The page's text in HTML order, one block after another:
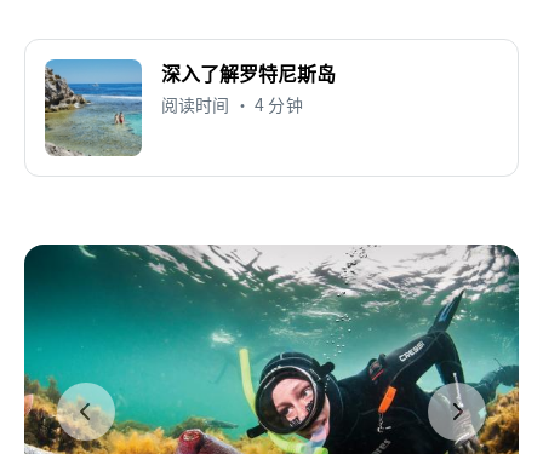
深入了解罗特尼斯岛
阅读时间 • 4 分钟